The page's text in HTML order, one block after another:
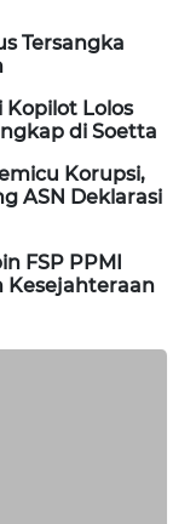
Tersangka
Kopilot Lolos
di Soetta
Korupsi,
ASN Deklarasi
FSP PPMI
Kesejahteraan